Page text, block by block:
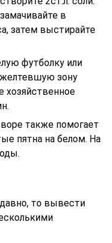
в
затем выстирайте
футболку или
зону
хозяйственное
также помогает
пятна на белом. На
то вывести